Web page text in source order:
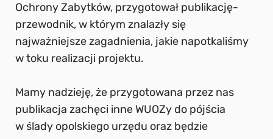
Ochrony Zabytków, przygotował publikację-
przewodnik, w którym znalazły się
najważniejsze zagadnienia, jakie napotkaliśmy
w toku realizacji projektu.
Mamy nadzieję, że przygotowana przez nas
publikacja zachęci inne WUOZy do pójścia
w ślady opolskiego urzędu oraz będzie